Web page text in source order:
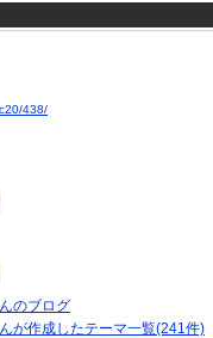
438/
のブログ
が作成したテーマ一覧(241件)